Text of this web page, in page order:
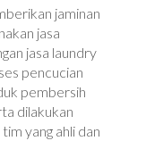
jaminan
jasa
jasa laundry
pencucian
pembersih
dilakukan
yang ahli dan